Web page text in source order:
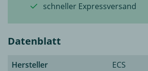
schneller Expressversand
Datenblatt
Hersteller
ECS